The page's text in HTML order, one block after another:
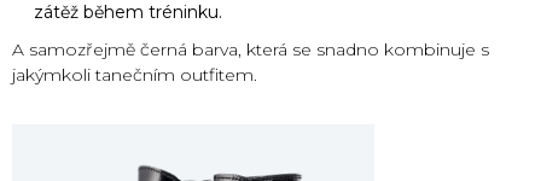
zátěž během tréninku.
A samozřejmě černá barva, která se snadno kombinuje s
jakýmkoli tanečním outfitem.